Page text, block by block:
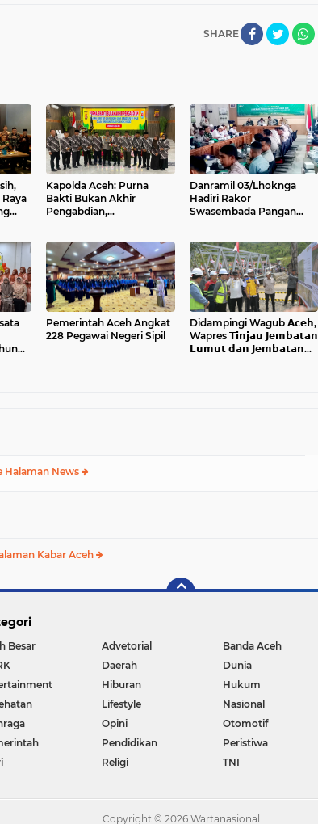
SHARE
Kapolda Aceh: Purna
Bakti Bukan Akhir
Pengabdian,
Danramil 03/Lhoknga
Hadiri Rakor
Swasembada Pangan
Juta Hektare
Pemerintah Aceh Angkat
228 Pegawai Negeri Sipil
Didampingi Wagub 𝗔𝗰𝗲𝗵,
Wapres 𝗧𝗶𝗻𝗷𝗮𝘂 𝗝𝗲𝗺𝗯𝗮𝘁𝗮𝗻
𝗟𝘂𝗺𝘂𝘁 𝗱𝗮𝗻 𝗝𝗲𝗺𝗯𝗮𝘁𝗮𝗻
Halaman News
Kabar Aceh
Besar Advetorial Banda Aceh
Daerah Dunia
Hiburan Hukum
Lifestyle Nasional
Opini Otomotif
Pendidikan Peristiwa
Religi TNI
Copyright © 2026 Wartanasional